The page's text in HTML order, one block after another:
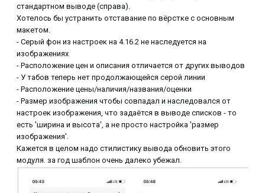
стандартном выводе (справа).
Хотелось бы устранить отставание по вёрстке с основным
макетом.
- Серый фон из настроек на 4.16.2 не наследуется на
изображениях
- Расположение цен и описания отличается от других выводов
- У табов теперь нет продолжающейся серой линии
- Расположение цены/наличия/названия/оценки
- Размер изображения чтобы совпадал и наследовался от
настроек изображения, что задаётся в выводе списков - то
есть 'ширина и высота', а не просто настройка 'размер
изображения'.
Кажется в целом надо стилистику вывода обновить этого
модуля. за год шаблон очень далеко убежал.